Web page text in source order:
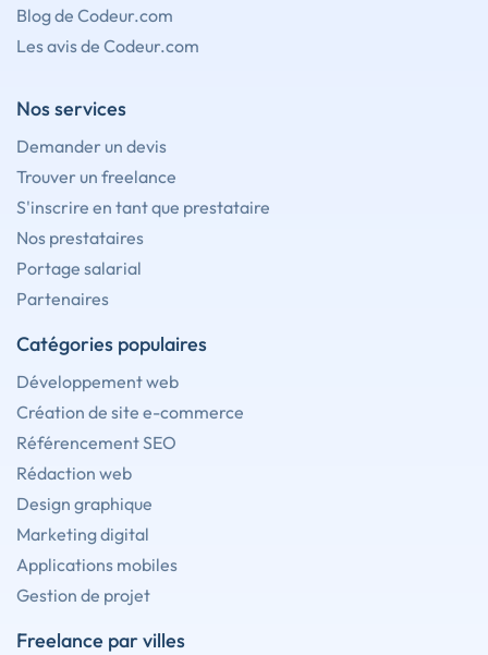
Blog de Codeur.com
Les avis de Codeur.com
Nos services
Demander un devis
Trouver un freelance
S'inscrire en tant que prestataire
Nos prestataires
Portage salarial
Partenaires
Catégories populaires
Développement web
Création de site e-commerce
Référencement SEO
Rédaction web
Design graphique
Marketing digital
Applications mobiles
Gestion de projet
Freelance par villes